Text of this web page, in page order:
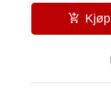
Kjøp